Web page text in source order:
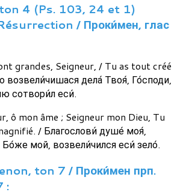
4 (Ps. 103, 24 et 1)
/ Проки́мен, глас
grandes, Seigneur, / Tu as tout créé
возвели́чишася дела́ Твоя́, Го́споди,
сотвори́л еси́.
ô mon âme ; Seigneur mon Dieu, Tu
/ Благослови́ душе́ моя́,
Бо́же мой, возвели́чился еси́ зело́.
ton 7 / Проки́мен прп.
: